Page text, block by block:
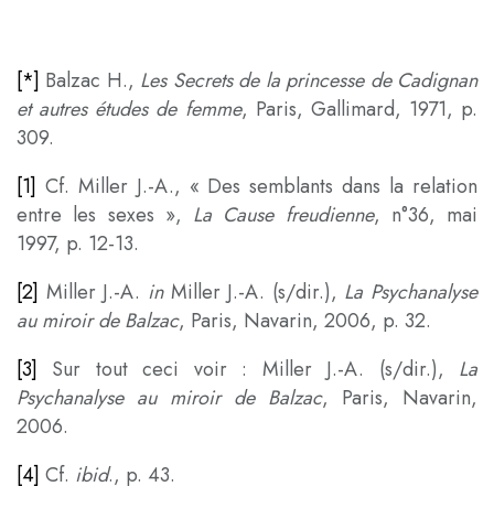
[*] Balzac H., Les Secrets de la princesse de Cadignan
et autres études de femme, Paris, Gallimard, 1971, p.
309.
[1] Cf. Miller J.-A., « Des semblants dans la relation
entre les sexes », La Cause freudienne, n°36, mai
1997, p. 12-13.
[2] Miller J.-A. inMiller J.-A. (s/dir.), La Psychanalyse
au miroir de Balzac, Paris, Navarin, 2006, p. 32.
[3]
Sur tout ceci voir : Miller J.-A. (s/dir.), La
Psychanalyse au miroir de Balzac, Paris, Navarin,
2006.
[4] Cf. ibid., p. 43.